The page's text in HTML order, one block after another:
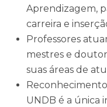
Aprendizagem,
carreira e
Professores
mestres e
suas áreas de
UNDB é a única